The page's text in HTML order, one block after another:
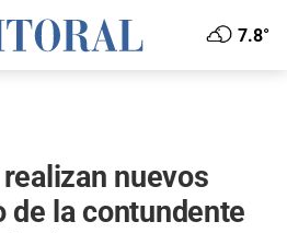
7.8°
nuevos
de la contundente